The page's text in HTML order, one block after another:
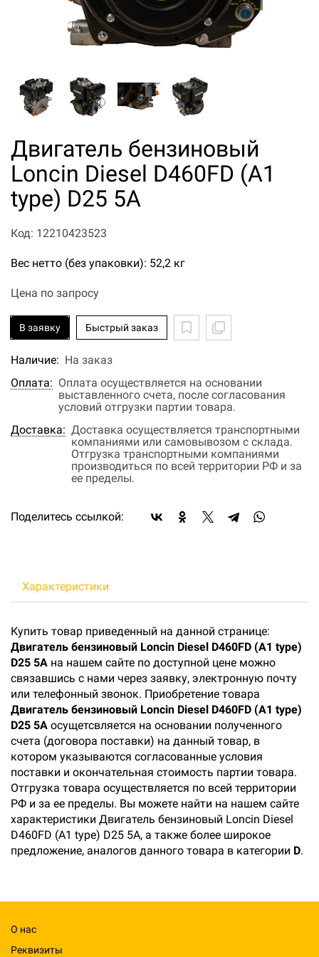
Двигатель бензиновый
Loncin Diesel D460FD (A1
type) D25 5А
Код: 12210423523
Вес нетто (без упаковки): 52,2 кг
Цена по запросу
В заявку Быстрый заказ
Наличие: На заказ
Оплата: Оплата осуществляется на основании
выставленного счета, после согласования
условий отгрузки партии товара.
Доставка: Доставка осуществляется транспортными
компаниями или самовывозом с склада.
Отгрузка транспортными компаниями
производиться по всей территории РФ и за
ее пределы.
Поделитесь ссылкой:
Характеристики
Купить товар приведенный на данной странице:
Двигатель бензиновый Loncin Diesel D460FD (A1 type)
D25 5А на нашем сайте по доступной цене можно
связавшись с нами через заявку, электронную почту
или телефонный звонок. Приобретение товара
Двигатель бензиновый Loncin Diesel D460FD (A1 type)
D25 5А осущетсвляется на основании полученного
счета (договора поставки) на данный товар, в
котором указываются согласованные условия
поставки и окончательная стоимость партии товара.
Отгрузка товара осуществляется по всей территории
РФ и за ее пределы. Вы можете найти на нашем сайте
характеристики Двигатель бензиновый Loncin Diesel
D460FD (A1 type) D25 5А, а также более широкое
предложение, аналогов данного товара в категории D.
О нас
Реквизиты